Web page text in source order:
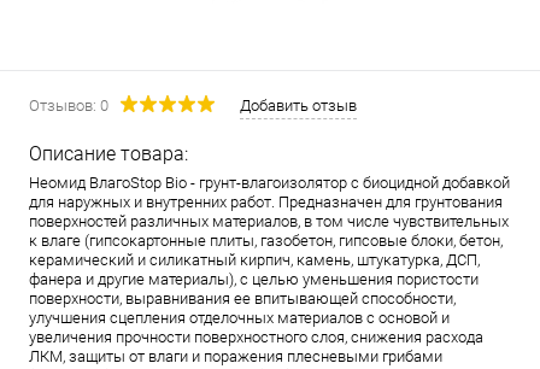
Отзывов: 0 Добавить отзыв
Описание товара:
Неомид ВлагоStop Bio - грунт-влагоизолятор с биоцидной добавкой
для наружных и внутренних работ. Предназначен для грунтования
поверхностей различных материалов, в том числе чувствительных
к влаге (гипсокартонные плиты, газобетон, гипсовые блоки, бетон,
керамический и силикатный кирпич, камень, штукатурка, ДСП,
фанера и другие материалы), с целью уменьшения пористости
поверхности, выравнивания ее впитывающей способности,
улучшения сцепления отделочных материалов с основой и
увеличения прочности поверхностного слоя, снижения расхода
ЛКМ, защиты от влаги и поражения плесневыми грибами